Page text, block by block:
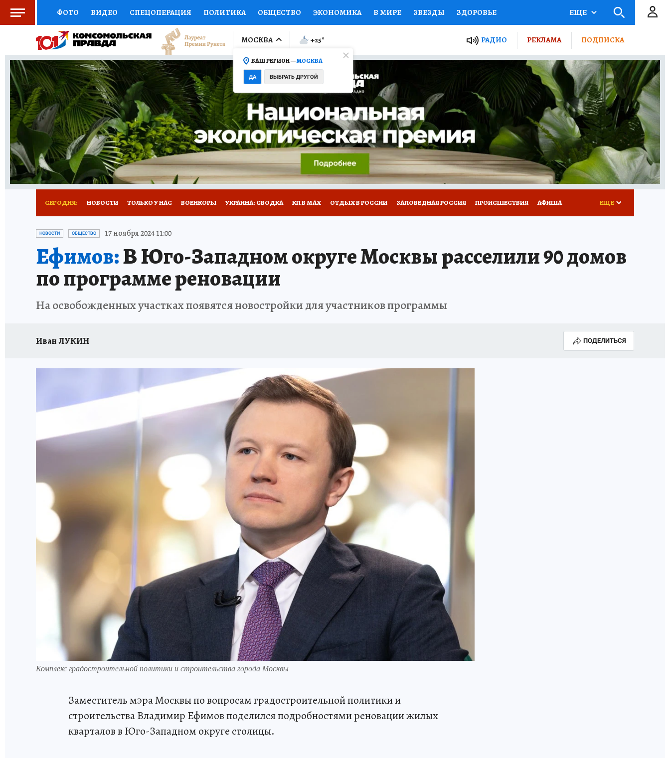
ФОТО ВИДЕО СПЕЦОПЕРАЦИЯ ПОЛИТИКА ОБЩЕСТВО ЭКОНОМИКА В МИРЕ ЗВЕЗДЫ ЗДОРОВЬЕ
СОЦПОДДЕРЖКА НАУКА СПОРТ КОЛУМНИСТЫ ПРОИСШЕСТВИЯ НАЦИОНАЛЬНЫЕ ПРОЕКТЫ РОССИИ АФИША
ВЫБОР ЭКСПЕРТОВ ДОКТОР ФИНАНСЫ ОТКРЫВАЕМ МИР Я ЗНАЮ СЕМЬЯ ЖЕНСКИЕ СЕКРЕТЫ ПУТЕВОДИТЕЛЬ
КНИЖНАЯ ПОЛКА ПРОГНОЗЫ НА СПОРТ ПРОМОКОДЫ СЕРИАЛЫ СПЕЦПРОЕКТЫ ДЕФИЦИТ ЖЕЛЕЗА ТУРИЗМ
ПРЕСС-ЦЕНТР НЕДВИЖИМОСТЬ ТЕЛЕВИЗОР КОЛЛЕКЦИИ КОНКУРСЫ РАБОТА У НАС ГИД ПОТРЕБИТЕЛЯ ВСЕ О КП
РАДИО КП РЕКЛАМА ТЕСТЫ НОВОЕ НА САЙТЕ
ЕЩЕ
МОСКВА
ВАШ РЕГИОН —МОСКВА
ДА ВЫБРАТЬ ДРУГОЙ
+25° РАДИО РЕКЛАМА ПОДПИСКА
СЕГОДНЯ: НОВОСТИ ТОЛЬКО У НАС ВОЕНКОРЫ УКРАИНА: СВОДКА КП В МАХ ОТДЫХ В РОССИИ ЗАПОВЕДНАЯ РОССИЯ ПРОИСШЕСТВИЯ АФИША
ИСПЫТАНО НА СЕБЕ
ЕЩЕ
НОВОСТИ ОБЩЕСТВО 17 ноября 2024 11:00
Ефимов:В Юго-Западном округе Москвы расселили 90 домов
по программе реновации
На освобожденных участках появятся новостройки для участников программы
Иван ЛУКИН ПОДЕЛИТЬСЯ
Комплекс градостроительной политики и строительства города Москвы
Заместитель мэра Москвы по вопросам градостроительной политики и
строительства Владимир Ефимов поделился подробностями реновации жилых
кварталов в Юго-Западном округе столицы.